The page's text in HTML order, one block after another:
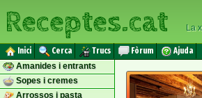
Receptes.cat La
Inici Cerca Trucs Fòrum Ajuda
Amanides i entrants
Sopes i cremes
Arrossos i pasta